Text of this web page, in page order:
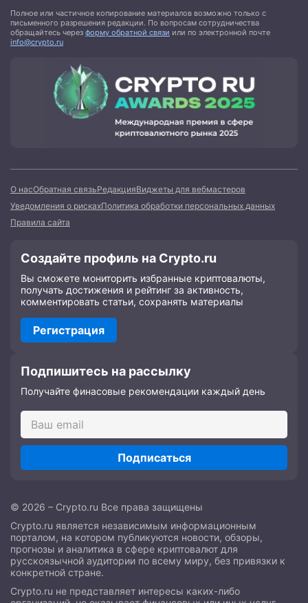
Полное или частичное копирование материалов возможно только с
письменного разрешения редакции. По вопросам сотрудничества
обращайтесь через форму обратной связи или по электронной почте
info@crypto.ru
О насОбратная связьРедакцияВиджеты для вебмастеров
Уведомления о рискахПолитика обработки персональных данных
Правила сайта
Создайте профиль на Crypto.ru
Вы сможете мониторить избранные криптовалюты,
получать достижения и рейтинг за активность,
комментировать статьи, сохранять материалы
Регистрация
Подпишитесь на рассылку
Получайте финасовые рекомендации каждый день
Подписаться
© 2026 – Crypto.ru Все права защищены
Crypto.ru является независимым информационным
порталом, на котором публикуются новости, обзоры,
прогнозы и аналитика в сфере криптовалют для
русскоязычной аудитории по всему миру, без привязки к
конкретной стране.
Crypto.ru не представляет интересы каких-либо